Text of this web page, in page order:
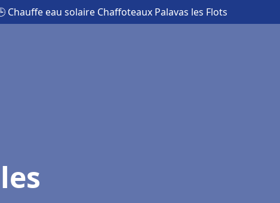
Chauffe eau solaire Chaffoteaux Palavas les Flots